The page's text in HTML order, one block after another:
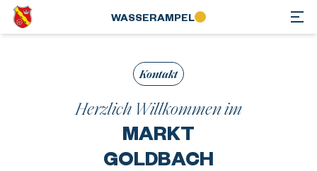
WASSER­AMPEL
Kontakt
Herzlich Willkommen im
MARKT
GOLDBACH